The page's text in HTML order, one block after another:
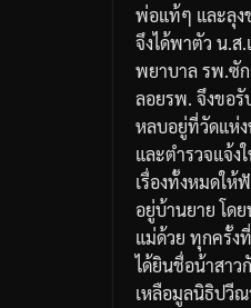
พ่อแท้ๆ และลุ
จึงได้พาตัว น.ส.
พยาบาล รพ.ซั
ลอยรพ. จึงขอ
หลบอยู่ที่วัดแห่ง
และตำรวจแจ้ง
เรื่องทั้งหมดให้
อยู่บ้านยาย โด
แม่ด้วย ทุกครั้ง
ได้ยินชื่อน้าสาว
เหลือมูลนิธิปวีณ